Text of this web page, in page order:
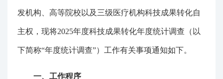
发机构、高等院校以及三级医疗机构科技成果转化自
主权，现将2025年度科技成果转化年度统计调查（以
下简称“年度统计调查”）工作有关事项通知如下。
一、工作程序